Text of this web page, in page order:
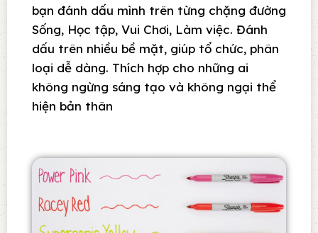
bạn đánh dấu mình trên từng chặng đường
Sống, Học tập, Vui Chơi, Làm việc. Đánh
dấu trên nhiều bề mặt, giúp tổ chức, phân
loại dễ dàng. Thích hợp cho những ai
không ngừng sáng tạo và không ngại thể
hiện bản thân